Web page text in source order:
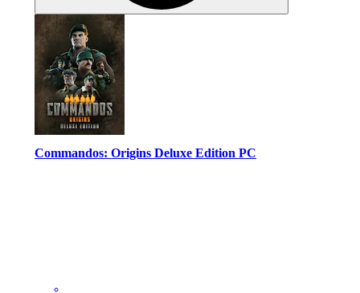
Commandos: Origins Deluxe Edition PC